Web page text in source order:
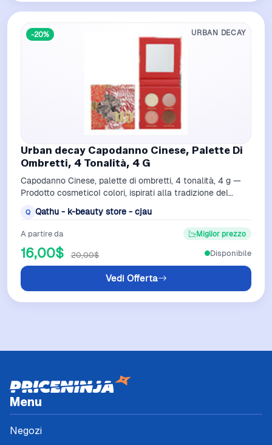
-20% URBAN DECAY
Urban decay Capodanno Cinese, Palette Di
Ombretti, 4 Tonalità, 4 G
Capodanno Cinese, palette di ombretti, 4 tonalità, 4 g —
Prodotto cosmeticoI colori, ispirati alla tradizione del
Q Qathu - k-beauty store - cjau
A partire da
16,00$ 20,00$
Miglior prezzo
Vedi Offerta
Disponibile
Menu
Negozi